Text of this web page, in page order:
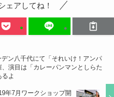
ェアしてね！
ン八千代にて「それいけ！アンパ
演目は「カレーパンマンとしらた
よ
年7月ワークショップ開